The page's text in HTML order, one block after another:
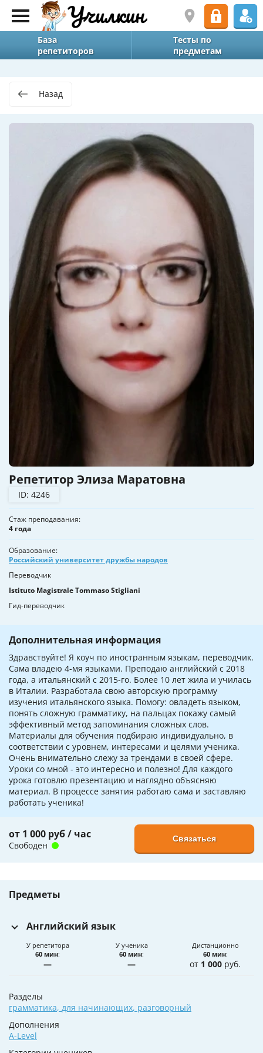
База
репетиторов
Тесты по
предметам
Назад
Репетитор Элиза Маратовна
ID: 4246
Стаж преподавания
4 года
Образование
Российский университет дружбы народов
Переводчик
Istituto Magistrale Tommaso Stigliani
Гид-переводчик
Дополнительная информация
Здравствуйте! Я коуч по иностранным языкам, переводчик.
Сама владею 4-мя языками. Преподаю английский с 2018
года, а итальянский с 2015-го. Более 10 лет жила и училась
в Италии. Разработала свою авторскую программу
изучения итальянского языка. Помогу: овладеть языком,
понять сложную грамматику, на пальцах покажу самый
эффективный метод запоминания сложных слов.
Материалы для обучения подбираю индивидуально, в
соответствии с уровнем, интересами и целями ученика.
Очень внимательно слежу за трендами в своей сфере.
Уроки со мной - это интересно и полезно! Для каждого
урока готовлю презентацию и наглядно объясняю
материал. В процессе занятия работаю сама и заставляю
работать ученика!
от 1 000 руб / час
Свободен
Связаться
Предметы
Английский язык
У репетитора
60 мин:
—
У ученика
60 мин:
—
Дистанционно
60 мин:
от 1 000 руб.
Разделы
грамматика, для начинающих, разговорный
Дополнения
A-Level